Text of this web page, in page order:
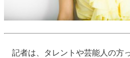
記者は、タレントや芸能人の方